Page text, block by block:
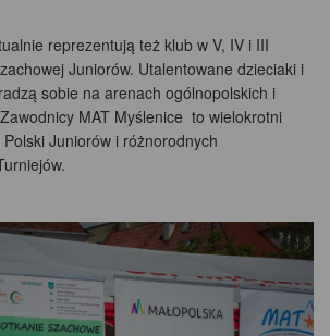
reprezentują też klub w V, IV i III
Juniorów. Utalentowane dzieciaki i
sobie na arenach ogólnopolskich i
MAT Myślenice to wielokrotni
Juniorów i różnorodnych